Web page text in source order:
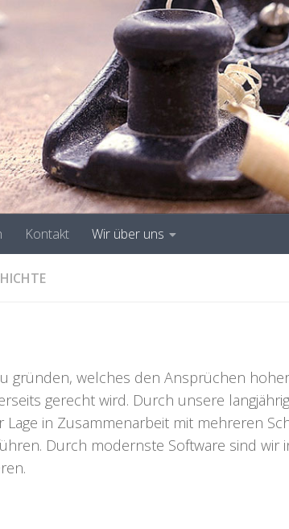
Kontakt Wir über uns
gründen, welches den Ansprüchen
gerecht wird. Durch unsere
in Zusammenarbeit mit mehreren
Durch modernste Software sind wir